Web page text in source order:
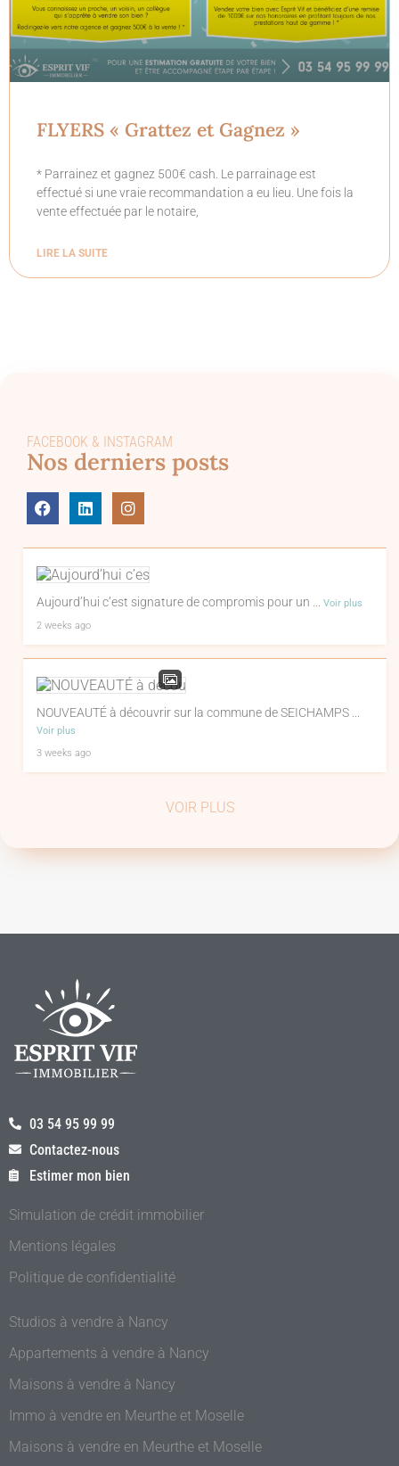
FLYERS « Grattez et Gagnez »
* Parrainez et gagnez 500€ cash. Le parrainage est
effectué si une vraie recommandation a eu lieu. Une fois la
vente effectuée par le notaire,
LIRE LA SUITE
FACEBOOK & INSTAGRAM
Nos derniers posts
Aujourd’hui c’est signature de compromis pour un ...Voir plus
2 weeks ago
NOUVEAUTÉ à découvrir sur la commune de SEICHAMPS
Voir plus
3 weeks ago
VOIR PLUS
03 54 95 99 99
Contactez-nous
Estimer mon bien
Simulation de crédit immobilier
Mentions légales
Politique de confidentialité
Studios à vendre à Nancy
Appartements à vendre à Nancy
Maisons à vendre à Nancy
Immo à vendre en Meurthe et Moselle
Maisons à vendre en Meurthe et Moselle